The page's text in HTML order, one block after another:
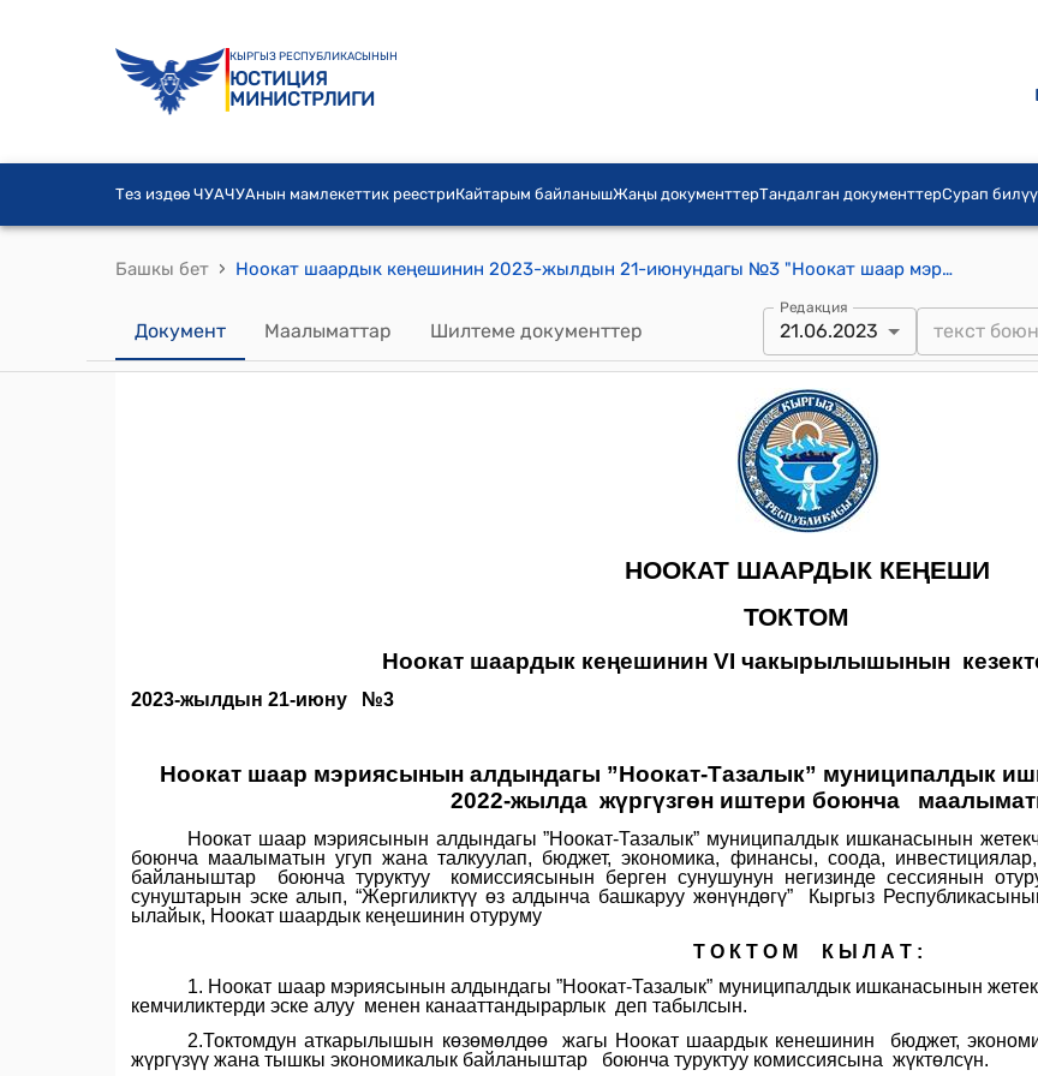
КЫРГЫЗ РЕСПУБЛИКАСЫНЫН
ЮСТИЦИЯ
МИНИСТРЛИГИ
Тез издөө ЧУАЧУАнын мамлекеттик реестриКайтарым байланышЖаңы документтерТандалган документтерСурап билүү
Башкы бет › Ноокат шаардык кеңешинин 2023-жылдын 21-июнундагы №3 "Ноокат шаар мэриясынын алдындагы ”Ноокат-Тазалык” муниципалдык ишканасынын жетекчиси Ж.Пратовдун 2022-жылда жүргүзгөн иштери боюнча маалыматы жөнүндө" токтому
Документ Маалыматтар Шилтеме документтер
Редакция
21.06.2023